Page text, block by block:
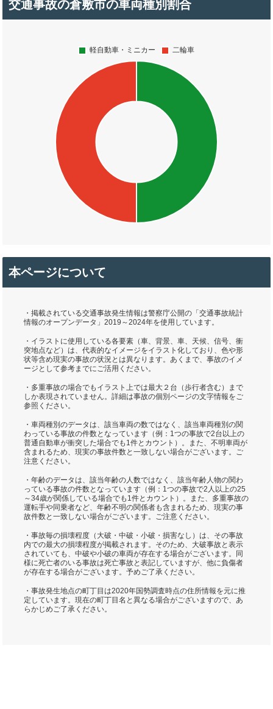
交通事故の倉敷市の車両種別割合
本ページについて
・掲載されている交通事故発生情報は警察庁公開の「交通事故統計
情報のオープンデータ」2019～2024年を使用しています。
・イラストに使用している各要素（車、背景、車、天候、信号、衝
突地点など）は、代表的なイメージをイラスト化しており、色や形
状等含め現実の事故の状況とは異なります。あくまで、事故のイメ
ージとして参考までにご活用ください。
・多重事故の場合でもイラスト上では最大２台（歩行者含む）まで
しか表現されていません。詳細は事故の個別ページの文字情報をご
参照ください。
・車両種別のデータは、該当車両の数ではなく、該当車両種別の関
わっている事故の件数となっています（例：1つの事故で2台以上の
普通自動車が衝突した場合でも1件とカウント）。また、不明車両が
含まれるため、現実の事故件数と一致しない場合がございます。ご
注意ください。
・年齢のデータは、該当年齢の人数ではなく、該当年齢人物の関わ
っている事故の件数となっています（例：1つの事故で2人以上の25
～34歳が関係している場合でも1件とカウント）。また、多重事故の
運転手や同乗者など、年齢不明の関係者も含まれるため、現実の事
故件数と一致しない場合がございます。ご注意ください。
・事故毎の損壊程度（大破・中破・小破・損害なし）は、その事故
内での最大の損壊程度が掲載されます。そのため、大破事故と表示
されていても、中破や小破の車両が存在する場合がございます。同
様に死亡者のいる事故は死亡事故と表記していますが、他に負傷者
が存在する場合がございます。予めご了承ください。
・事故発生地点の町丁目は2020年国勢調査時点の住所情報を元に推
定しています。現在の町丁目名と異なる場合がございますので、あ
らかじめご了承ください。